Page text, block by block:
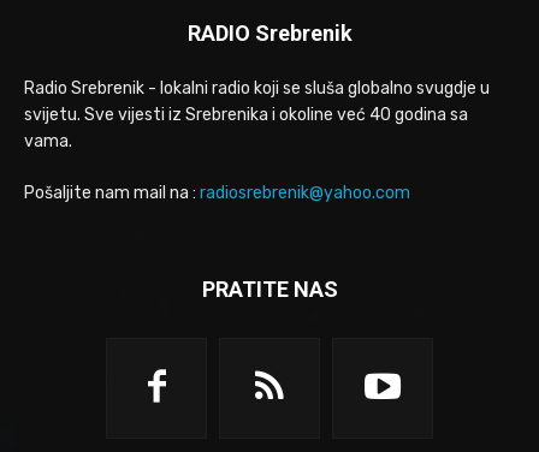
RADIO Srebrenik
Radio Srebrenik - lokalni radio koji se sluša globalno svugdje u
svijetu. Sve vijesti iz Srebrenika i okoline već 40 godina sa
vama.
Pošaljite nam mail na : radiosrebrenik@yahoo.com
PRATITE NAS